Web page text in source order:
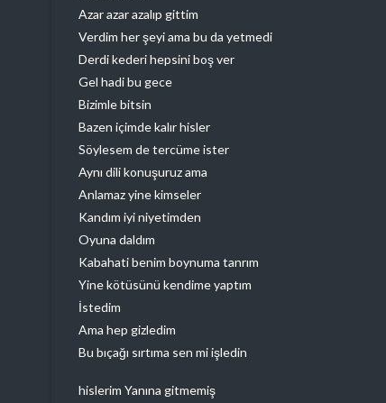
Azar azar azalıp gittim
Verdim her şeyi ama bu da yetmedi
Derdi kederi hepsini boş ver
Gel hadi bu gece
Bizimle bitsin
Bazen içimde kalır hisler
Söylesem de tercüme ister
Aynı dili konuşuruz ama
Anlamaz yine kimseler
Kandım iyi niyetimden
Oyuna daldım
Kabahati benim boynuma tanrım
Yine kötüsünü kendime yaptım
İstedim
Ama hep gizledim
Bu bıçağı sırtıma sen mi işledin
hislerim Yanına gitmemiş